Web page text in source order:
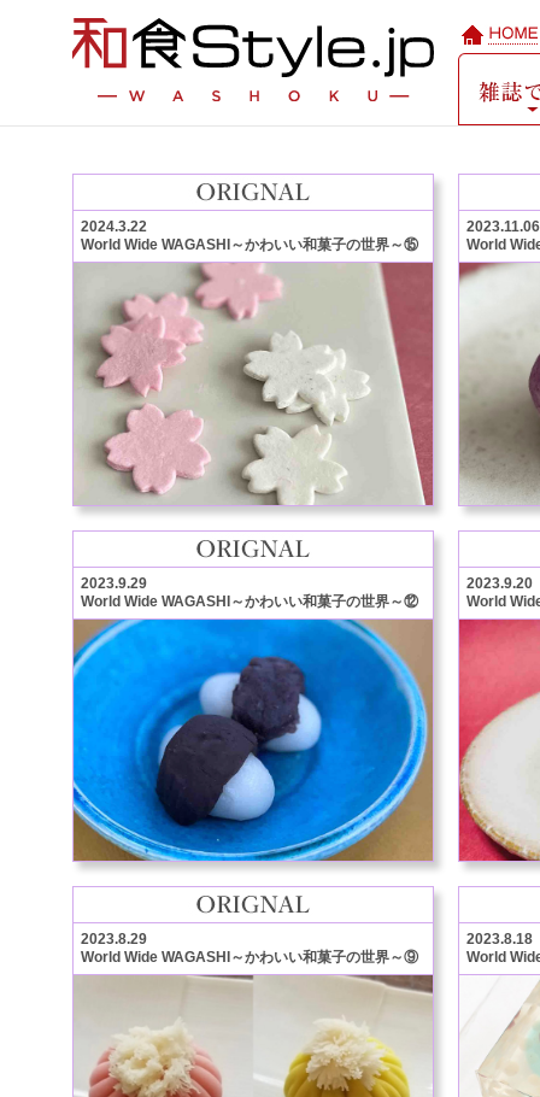
2024.3.22
World Wide WAGASHI～かわいい和菓子の世界～⑮
2023.11.06
World
2023.9.29
World Wide WAGASHI～かわいい和菓子の世界～⑫
2023.9.20
World
2023.8.29
World Wide WAGASHI～かわいい和菓子の世界～⑨
2023.8.18
World